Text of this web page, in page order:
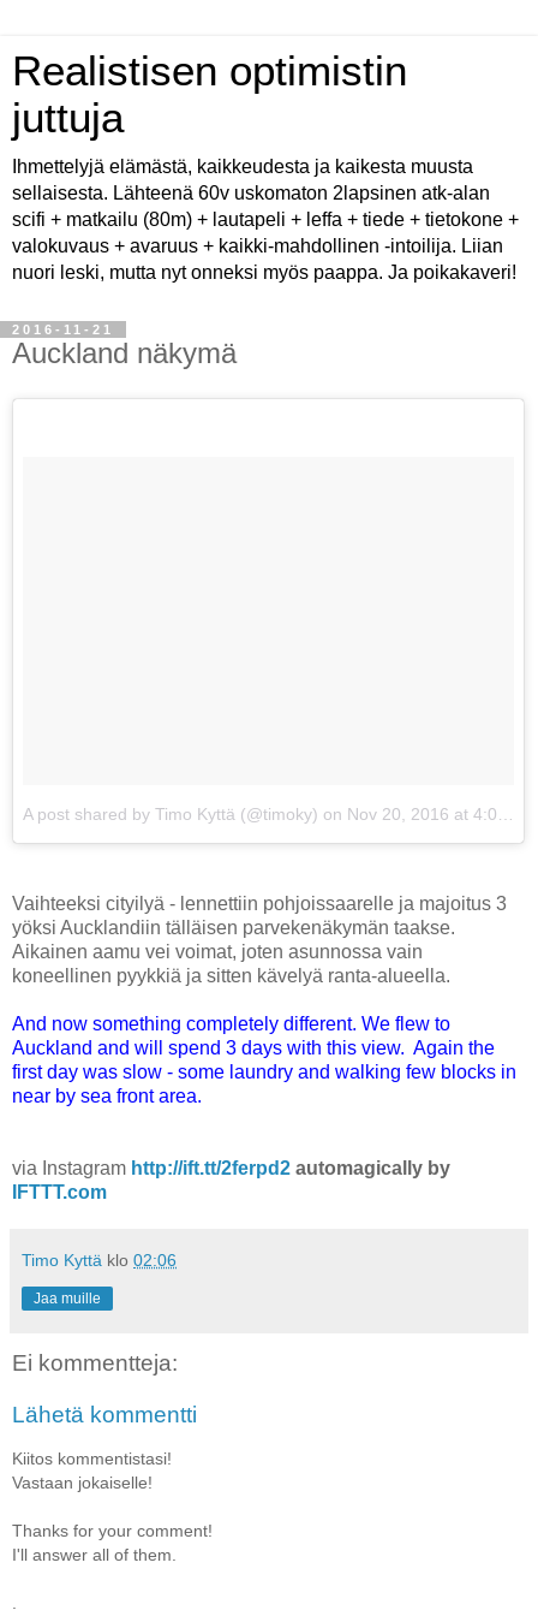
Realistisen optimistin
juttuja
Ihmettelyjä elämästä, kaikkeudesta ja kaikesta muusta
sellaisesta. Lähteenä 60v uskomaton 2lapsinen atk-alan
scifi + matkailu (80m) + lautapeli + leffa + tiede + tietokone +
valokuvaus + avaruus + kaikki-mahdollinen -intoilija. Liian
nuori leski, mutta nyt onneksi myös paappa. Ja poikakaveri!
2016-11-21
Auckland näkymä
A post shared by Timo Kyttä (@timoky) on Nov 20, 2016 at 4:06pm PST
Vaihteeksi cityilyä - lennettiin pohjoissaarelle ja majoitus 3
yöksi Aucklandiin tälläisen parvekenäkymän taakse.
Aikainen aamu vei voimat, joten asunnossa vain
koneellinen pyykkiä ja sitten kävelyä ranta-alueella.
And now something completely different. We flew to
Auckland and will spend 3 days with this view. Again the
first day was slow - some laundry and walking few blocks in
near by sea front area.
via Instagram http://ift.tt/2ferpd2 automagically by
IFTTT.com
Timo Kyttä klo 02:06
Jaa muille
Ei kommentteja:
Lähetä kommentti
Kiitos kommentistasi!
Vastaan jokaiselle!
Thanks for your comment!
I'll answer all of them.